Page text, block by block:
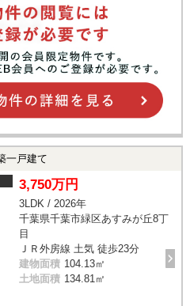
一戸建て
3,750万円
3LDK / 2026年
千葉県千葉市緑区あすみが丘8丁
目
ＪＲ外房線 土気 徒歩23分
建物面積 104.13㎡
土地面積 134.81㎡